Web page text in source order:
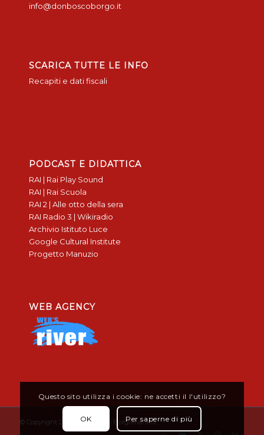
info@donboscoborgo.it
SCARICA TUTTE LE INFO
Recapiti e dati fiscali
PODCAST E DIDATTICA
RAI | Rai Play Sound
RAI | Rai Scuola
RAI 2 | Alle otto della sera
RAI Radio 3 | Wikiradio
Archivio Istituto Luce
Google Cultural Institute
Progetto Manuzio
WEB AGENCY
© Copyright 2019 - Don Bosco Borgomanero
Questo sito utilizza i cookie: ne accetti il l'utilizzo?
OK Per saperne di più